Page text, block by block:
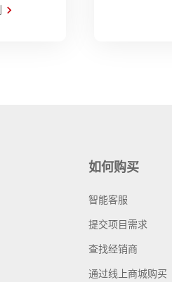
如何购买
智能客服
提交项目需求
查找经销商
通过线上商城购买